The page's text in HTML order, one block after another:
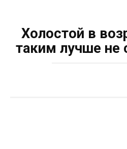
Холостой в
таким лучше не